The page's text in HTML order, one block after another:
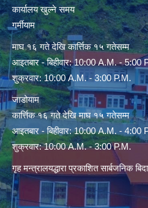
कार्यालय खुल्ने समय
गर्मीयाम
माघ १६ गते देखि कार्त्तिक १५ गतेसम्म
आइतबार - बिहीवार: 10:00 A.M. - 5:00
शुक्रवार: 10:00 A.M. - 3:00 P.M.
जाडोयाम
कार्त्तिक १६ गते देखि माघ १५ गतेसम्म
आइतबार - बिहीवार: 10:00 A.M. - 4:00
शुक्रवार: 10:00 A.M. - 3:00 P.M.
गृह मन्त्रालयद्धारा प्रकाशित सार्बजनिक